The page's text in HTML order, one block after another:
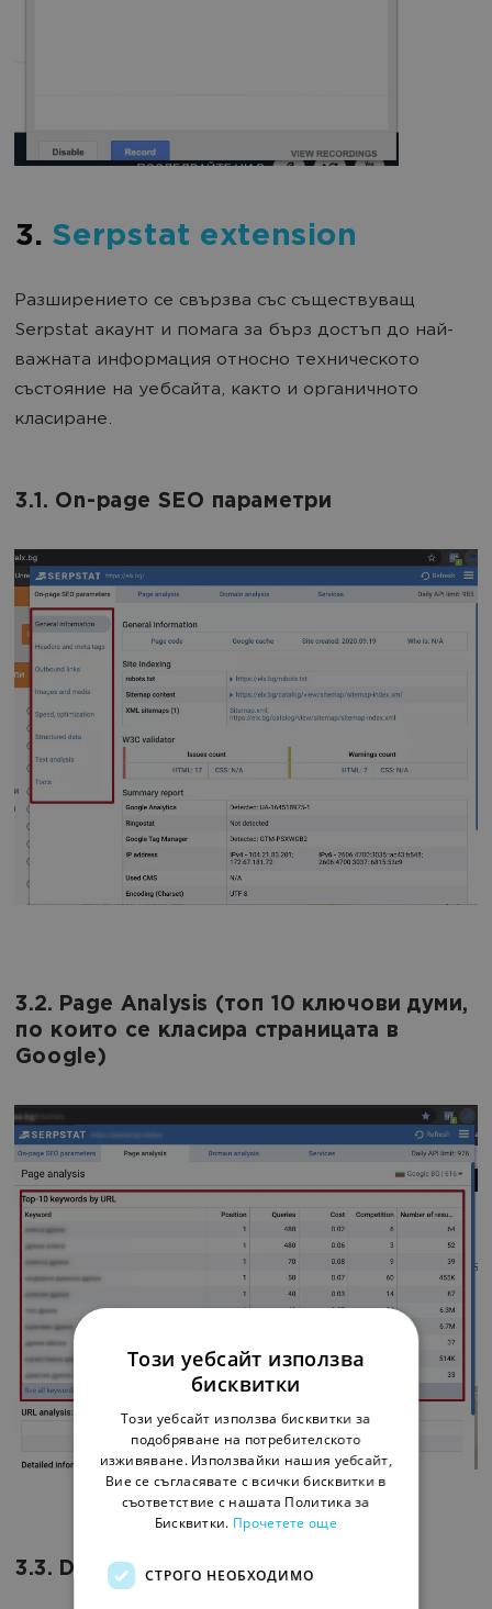
3. Serpstat extension
Разширението се свързва със съществуващ
Serpstat акаунт и помага за бърз достъп до най-
важната информация относно техническото
състояние на уебсайта, както и органичното
класиране.
3.1. On-page SEO параметри
3.2. Page Analysis (топ 10 ключови думи,
по които се класира страницата в
Google)
3.3. Domain Analysis
Този уебсайт използва
бисквитки
Този уебсайт използва бисквитки за
подобряване на потребителското
изживяване. Използвайки нашия уебсайт,
Вие се съгласявате с всички бисквитки в
съответствие с нашата Политика за
Бисквитки. Прочетете още
СТРОГО НЕОБХОДИМО